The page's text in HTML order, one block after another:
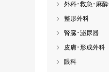
外科･救急･麻酔
整形外科
腎臓･泌尿器
皮膚･形成外科
眼科